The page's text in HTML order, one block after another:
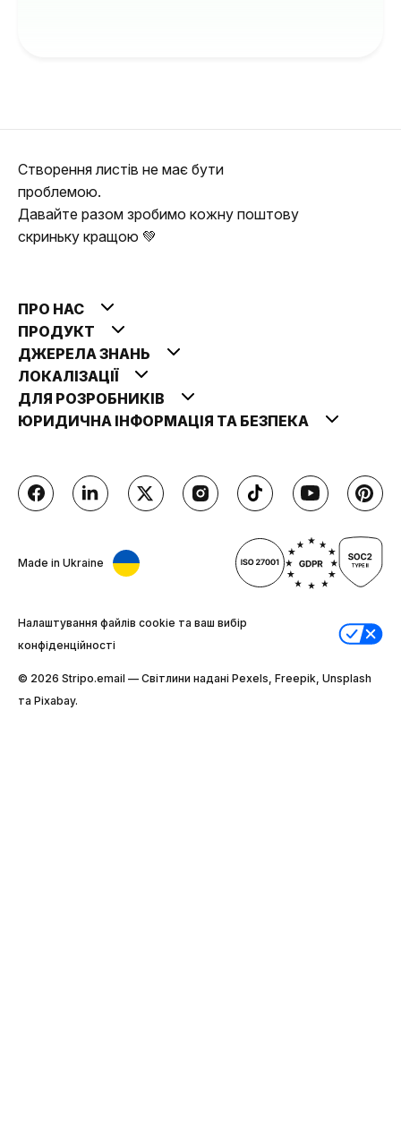
Створення листів не має бути
проблемою.
Давайте разом зробимо кожну поштову
скриньку кращою 💚
ПРО НАС
ПРОДУКТ
ДЖЕРЕЛА ЗНАНЬ
ЛОКАЛІЗАЦІЇ
ДЛЯ РОЗРОБНИКІВ
ЮРИДИЧНА ІНФОРМАЦІЯ ТА БЕЗПЕКА
Made in Ukraine
Налаштування файлів cookie та ваш вибір
конфіденційності
© 2026 Stripо.email — Світлини надані Pexels, Freepik, Unsplash
та Pixabay.